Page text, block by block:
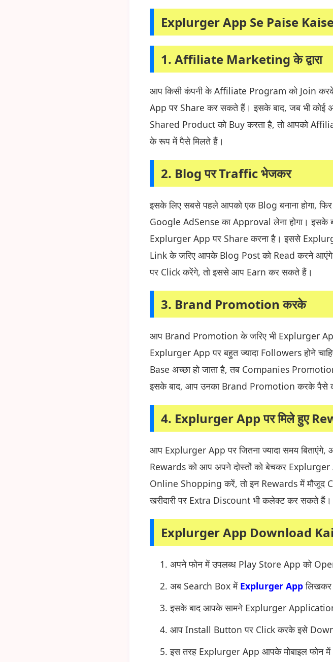
Explurger App Se Paise
1.Affiliate Marketing के द्वारा
आप किसी कंपनी के Affiliate Program को Join
App पर Share कर सकते हैं। इसके बाद, जब भी
Shared Product को Buy करता है, तो आपको
के रूप में पैसे मिलते हैं।
2. Blog पर Traffic भेजकर
इसके लिए सबसे पहले आपको एक Blog बनाना होगा,
Google AdSense का Approval लेना होगा। इसके
Explurger App पर Share करना है। इससे
Link के जरिए आपके Blog Post को Read करने
पर Click करेंगे, तो इससे आप Earn कर सकते हैं।
3. Brand Promotion करके
आप Brand Promotion के जरिए भी Explurger
Explurger App पर बहुत ज्यादा Followers होने
Base अच्छा हो जाता है, तब Companies
इसके बाद, आप उनका Brand Promotion करके पैसे
4. Explurger App पर मिले हुए
आप Explurger App पर जितना ज्यादा समय बिताएंगे,
Rewards को आप अपने दोस्तों को बेचकर
Online Shopping करें, तो इन Rewards में मौजूद
खरीदारी पर Extra Discount भी कलेक्ट कर सकते हैं।
Explurger App Download
अपने फोन में उपलब्ध Play Store App को
अब Search Box में Explurger App
इसके बाद आपके सामने Explurger
आप Install Button पर Click करके इसे
इस तरह Explurger App आपके मोबाइल फोन में